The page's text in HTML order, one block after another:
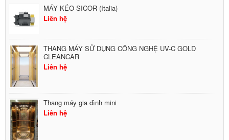
MÁY KÉO SICOR (Italia)
Liên hệ
THANG MÁY SỬ DỤNG CÔNG NGHỆ UV-C GOLD
CLEANCAR
Liên hệ
Thang máy gia đình mini
Liên hệ